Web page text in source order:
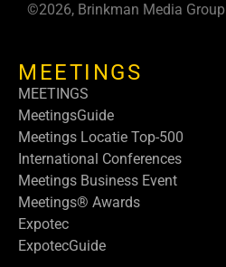
©2026, Brinkman Media Group
MEETINGS
MEETINGS
MeetingsGuide
Meetings Locatie Top-500
International Conferences
Meetings Business Event
Meetings® Awards
Expotec
ExpotecGuide